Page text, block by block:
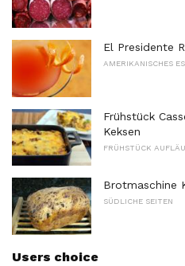
El Presidente
AMERIKANISCHES
Frühstück
Keksen
FRÜHSTÜCK
Brotmaschine
SÜDLICHE SEITEN
Users choice